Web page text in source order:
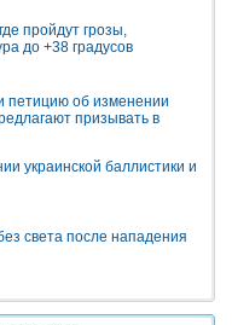
пройдут грозы,
до +38 градусов
петицию об изменении
призывать в
украинской баллистики и
света после нападения